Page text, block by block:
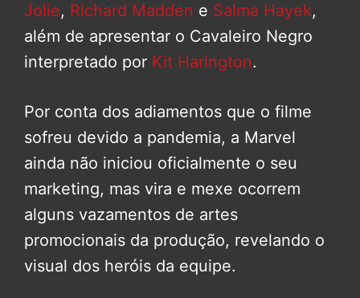
Jolie, Richard Madden e Salma Hayek,
além de apresentar o Cavaleiro Negro
interpretado por Kit Harington.
Por conta dos adiamentos que o filme
sofreu devido a pandemia, a Marvel
ainda não iniciou oficialmente o seu
marketing, mas vira e mexe ocorrem
alguns vazamentos de artes
promocionais da produção, revelando o
visual dos heróis da equipe.